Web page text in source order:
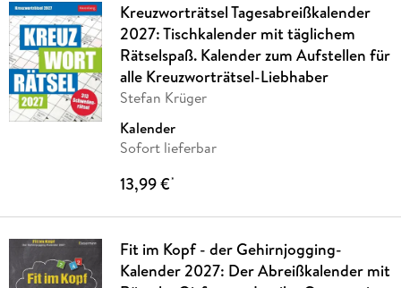
Kreuzworträtsel Tagesabreißkalender
2027: Tischkalender mit täglichem
Rätselspaß. Kalender zum Aufstellen für
alle Kreuzworträtsel-Liebhaber
Stefan Krüger
Kalender
Sofort lieferbar
13,99 €*
Fit im Kopf - der Gehirnjogging-
Kalender 2027: Der Abreißkalender mit